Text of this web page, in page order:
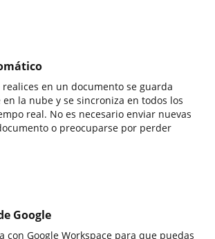
en un documento se guarda
la nube y se sincroniza en todos los
real. No es necesario enviar nuevas
o preocuparse por perder
Google
con Google Workspace para que puedas